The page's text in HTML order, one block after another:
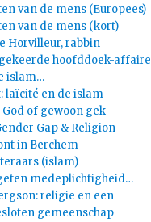
van de mens (Europees)
van de mens (kort)
Horvilleur, rabbin
hoofddoek-affaire
islam…
laïcité en de islam
God of gewoon gek
Gap & Religion
in Berchem
(islam)
medeplichtigheid…
religie en een
gemeenschap